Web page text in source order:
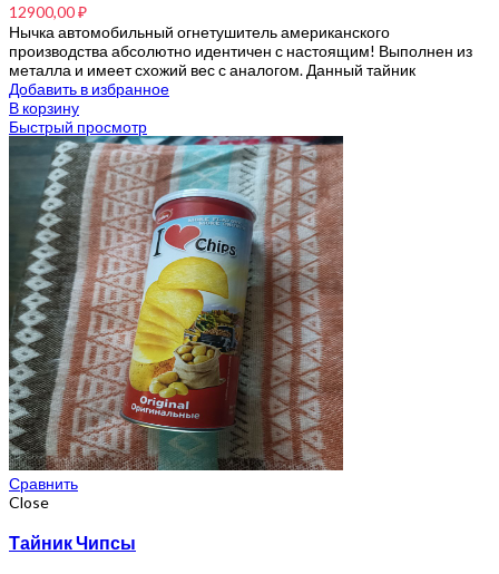
12900,00₽
Нычка автомобильный огнетушитель американского
производства абсолютно идентичен с настоящим! Выполнен из
металла и имеет схожий вес с аналогом. Данный тайник
Добавить в избранное
В корзину
Быстрый просмотр
Сравнить
Close
Тайник Чипсы